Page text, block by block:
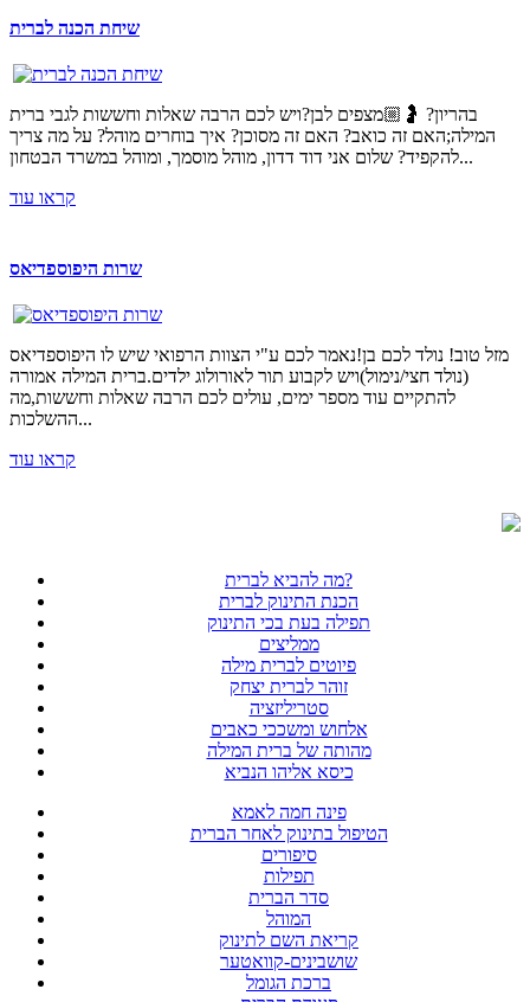
שיחת הכנה לברית
בהריון? 🤰🏼מצפים לבן?ויש לכם הרבה שאלות וחששות לגבי ברית
המילה;האם זה כואב? האם זה מסוכן? איך בוחרים מוהל? על מה צריך
להקפיד? שלום אני דוד דדון, מוהל מוסמך, ומוהל במשרד הבטחון...
קראו עוד
שרות היפוספדיאס
מזל טוב! נולד לכם בן!נאמר לכם ע"י הצוות הרפואי שיש לו היפוספדיאס
(נולד חצי/נימול)ויש לקבוע תור לאורולוג ילדים.ברית המילה אמורה
להתקיים עוד מספר ימים, עולים לכם הרבה שאלות וחששות,מה
ההשלכות...
קראו עוד
מה להביא לברית?
הכנת התינוק לברית
תפילה בעת בכי התינוק
ממליצים
פיוטים לברית מילה
זוהר לברית יצחק
סטריליזציה
אלחוש ומשככי כאבים
מהותה של ברית המילה
כיסא אליהו הנביא
פינה חמה לאמא
הטיפול בתינוק לאחר הברית
סיפורים
תפילות
סדר הברית
המוהל
קריאת השם לתינוק
שושבינים-קוואטער
ברכת הגומל